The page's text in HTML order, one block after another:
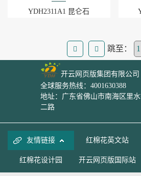
YDH2311A1 昆仑石
跳至：
开云网页版集团有限公司
全球服务热线：4001630388
地址：广东省佛山市南海区里
二路
友情链接 红棉花英文站
红棉花设计园 开云网页版国际站